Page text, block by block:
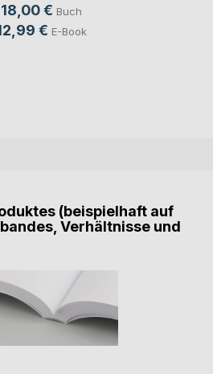
18,00 € Buch
€ E-Book
(beispielhaft auf
Verhältnisse und